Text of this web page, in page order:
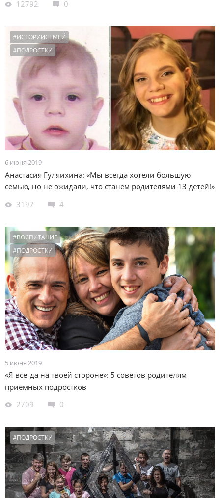
12792
0
#ИСТОРИИСЕМЕЙ
#ПОДРОСТКИ
6 июня 2019
Анастасия Гуляихина: «Мы всегда хотели большую
семью, но не ожидали, что станем родителями 13 детей!»
3197
4
#ВОСПИТАНИЕ
#ПОДРОСТКИ
5 июня 2019
«Я всегда на твоей стороне»: 5 советов родителям
приемных подростков
2709
0
#ПОДРОСТКИ